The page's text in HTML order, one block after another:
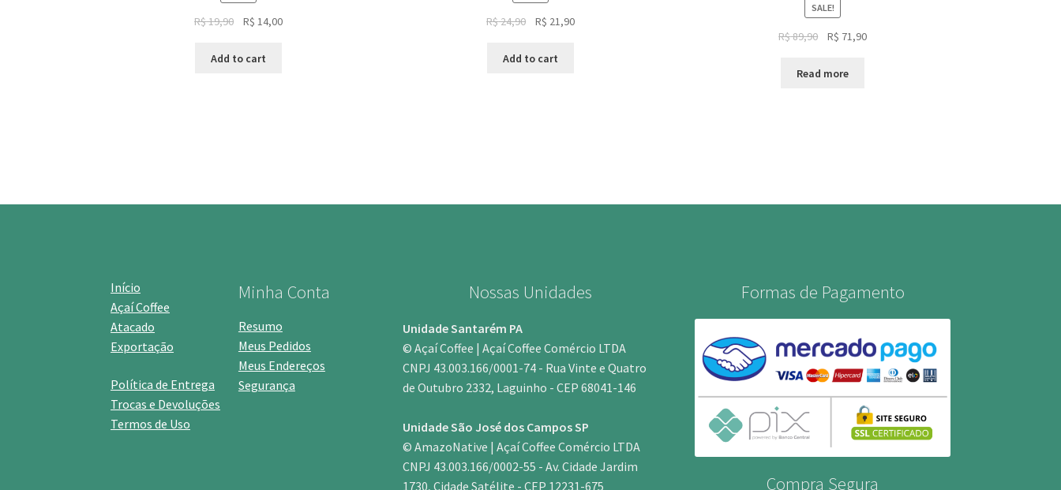
R$19,90
Original
was:
R$ 14,00Current
Add to cart
R$24,90
Original
was:
R$ 21,90Current
Add to cart
SALE!
R$89,90
Original
was:
R$ 71,90Current
Read more
Início
Açaí Coffee
Atacado
Exportação
Política de Entrega
Trocas e Devoluções
Termos de Uso
Minha Conta
Resumo
Meus Pedidos
Meus Endereços
Segurança
Nossas Unidades
Unidade Santarém PA
© Açaí Coffee | Açaí Coffee Comércio LTDA
CNPJ 43.003.166/0001-74 - Rua Vinte e Quatro
de Outubro 2332, Laguinho - CEP 68041-146
Unidade São José dos Campos SP
© AmazoNative | Açaí Coffee Comércio LTDA
CNPJ 43.003.166/0002-55 - Av. Cidade Jardim
1730, Cidade Satélite - CEP 12231-675
Formas de Pagamento
Compra Segura